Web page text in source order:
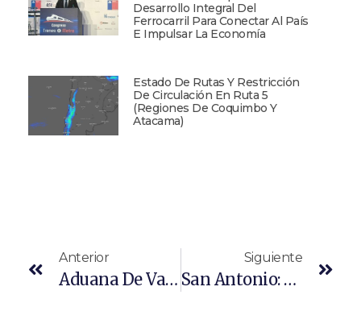
Desarrollo Integral Del
Ferrocarril Para Conectar Al País
E Impulsar La Economía
Estado De Rutas Y Restricción
De Circulación En Ruta 5
(Regiones De Coquimbo Y
Atacama)
Anterior
Aduana De Valparaíso Destaca Coordinación Con Folovap Para Mejora Logística De Actividad Portuaria
Siguiente
San Antonio: Mesa De Servicios De Apoyos A Las Maniobras (SAM) Identifica 10 Brechas Operacionales